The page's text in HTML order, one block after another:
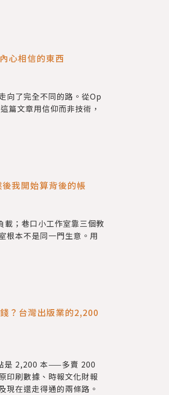
心相信的東西
向了完全不同的路。從Op
文章用信仰而非技術，
我開始算背後的帳
；巷口小工作室靠三個教
根本不是同一門生意。用
？台灣出版業的2,200
是 2,200 本——多賣 200
印刷數據、時報文化財報
現在還走得通的兩條路。